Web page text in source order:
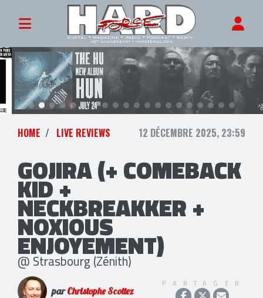
HOME LIVE REVIEWS 12 DÉCEMBRE 2025, 23:59
GOJIRA (+ COMEBACK
KID +
NECKBREAKKER +
NOXIOUS
ENJOYEMENT)
@ Strasbourg (Zénith)
parChristophe Scottez
PARTAGER